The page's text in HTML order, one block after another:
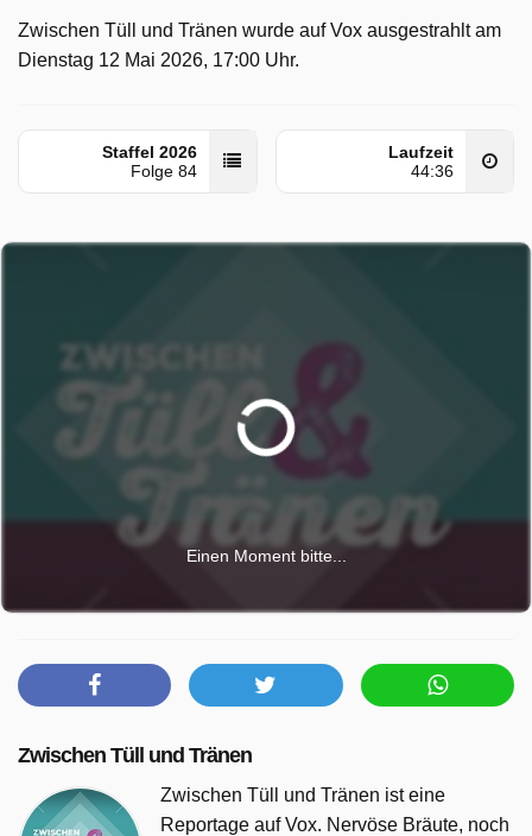
Zwischen Tüll und Tränen wurde auf Vox ausgestrahlt am
Dienstag 12 Mai 2026, 17:00 Uhr.
Staffel 2026
Folge 84
Laufzeit
44:36
Einen Moment bitte...
Zwischen Tüll und Tränen
Zwischen Tüll und Tränen ist eine
Reportage auf Vox. Nervöse Bräute, noch